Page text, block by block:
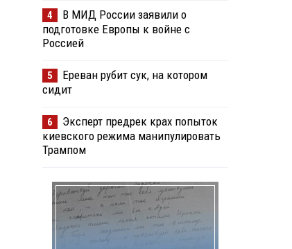
4
В МИД России заявили о
подготовке Европы к войне с
Россией
5
Ереван рубит сук, на котором
сидит
6
Эксперт предрек крах попыток
киевского режима манипулировать
Трампом